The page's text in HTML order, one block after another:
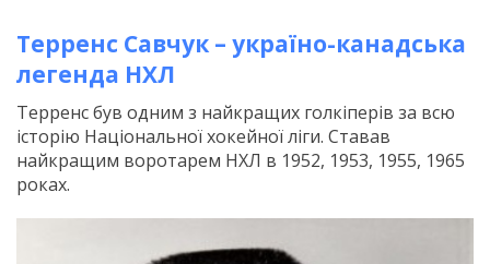
Терренс Савчук – україно-канадська
легенда НХЛ
Терренс був одним з найкращих голкіперів за всю
історію Національної хокейної ліги. Ставав
найкращим воротарем НХЛ в 1952, 1953, 1955, 1965
роках.